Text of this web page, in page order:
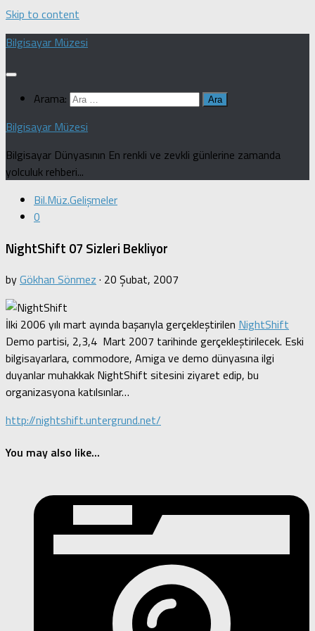
Skip to content
Bilgisayar Müzesi
Arama:
Bilgisayar Müzesi
Bilgisayar Dünyasının En renkli ve zevkli günlerine zamanda
yolculuk rehberi...
Bil.Müz.Gelişmeler
0
NightShift 07 Sizleri Bekliyor
byGökhan Sönmez · 20 Şubat, 2007
İlki 2006 yılı mart ayında başarıyla gerçekleştirilen NightShift
Demo partisi, 2,3,4 Mart 2007 tarihinde gerçekleştirilecek. Eski
bilgisayarlara, commodore, Amiga ve demo dünyasına ilgi
duyanlar muhakkak NightShift sitesini ziyaret edip, bu
organizasyona katılsınlar…
http://nightshift.untergrund.net/
You may also like...